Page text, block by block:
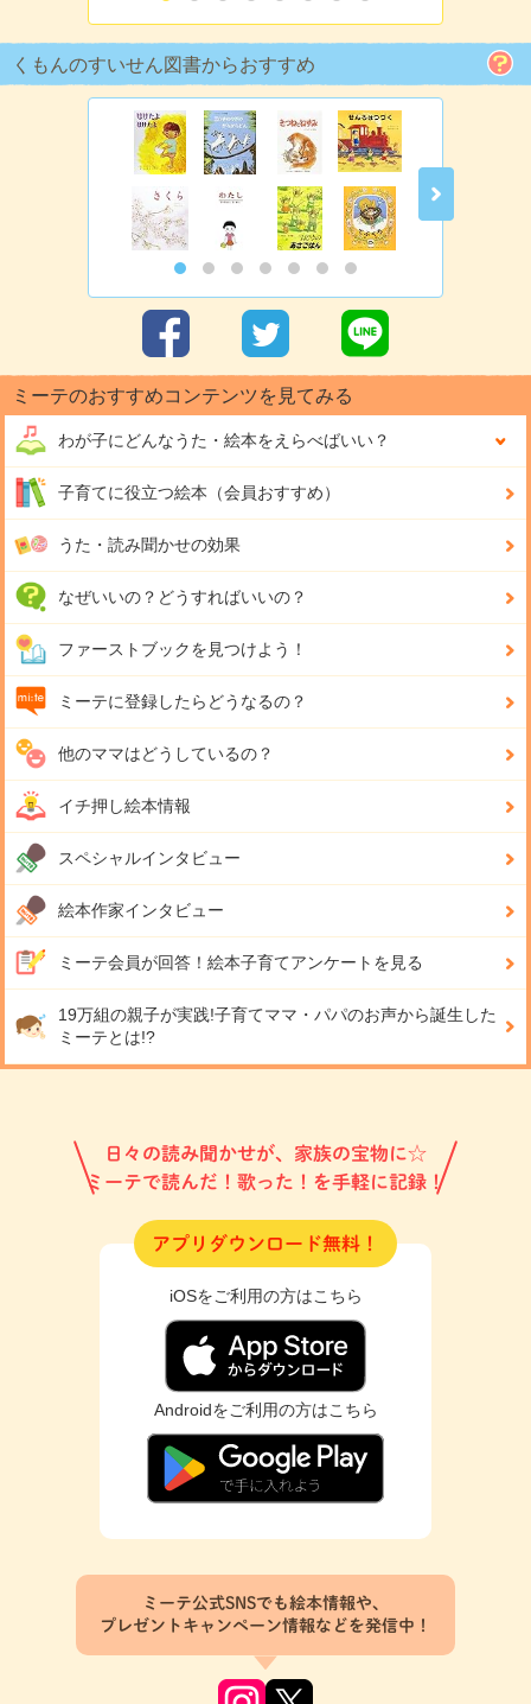
くもんのすいせん図書からおすすめ
ミーテのおすすめコンテンツを見てみる
わが子にどんなうた・絵本をえらべばいい？
子育てに役立つ絵本（会員おすすめ）
うた・読み聞かせの効果
なぜいいの？どうすればいいの？
ファーストブックを見つけよう！
ミーテに登録したらどうなるの？
他のママはどうしているの？
イチ押し絵本情報
スペシャルインタビュー
絵本作家インタビュー
ミーテ会員が回答！ 絵本子育てアンケートを見る
19万組の親子が実践!子育てママ・パパのお声から誕生した
ミーテとは!?
日々の読み聞かせが、家族の宝物に☆
ミーテで読んだ！歌った！を手軽に記録！
アプリダウンロード無料！
iOSをご利用の方はこちら
Androidをご利用の方はこちら
ミーテ公式SNSでも絵本情報や、
プレゼントキャンペーン情報などを発信中！